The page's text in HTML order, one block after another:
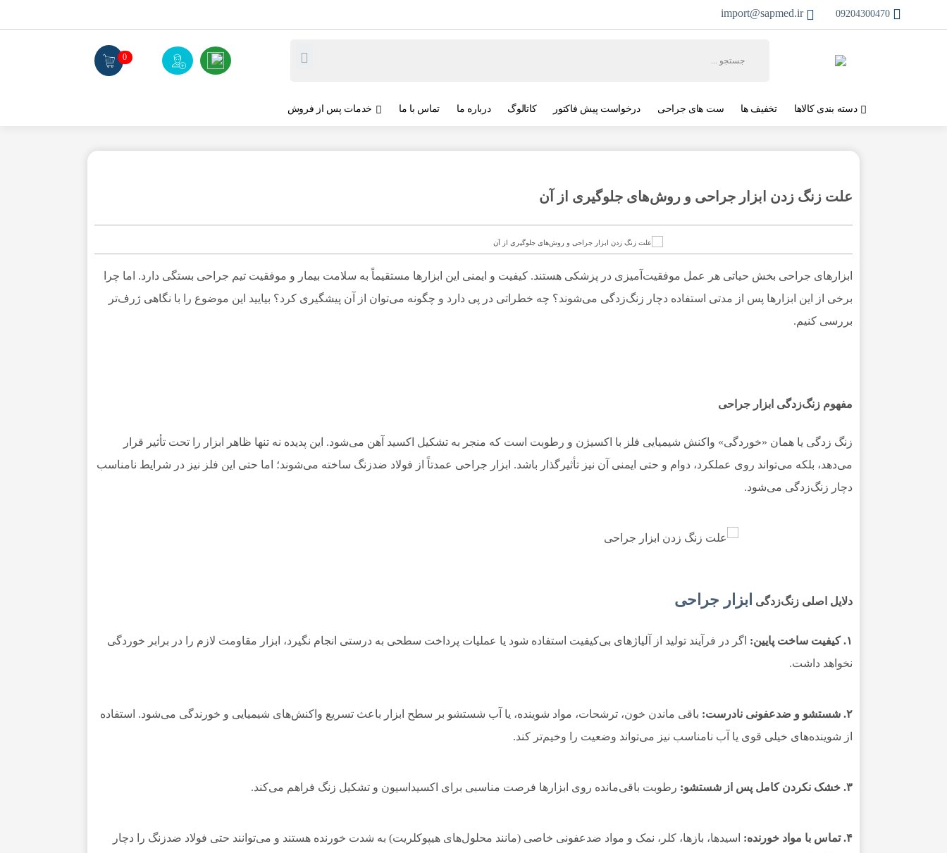
import@sapmed.ir
0
دسته بندی کالاها تخفیف ها ست های جراحی درخواست پیش فاکتور کاتالوگ درباره ما تماس با ما خدمات پس از فروش
علت زنگ زدن ابزار جراحی و روش‌های جلوگیری از آن
ابزارهای جراحی بخش حیاتی هر عمل موفقیت‌آمیزی در پزشکی هستند. کیفیت و ایمنی این ابزارها مستقیماً به سلامت بیمار و موفقیت تیم جراحی بستگی دارد. اما چرا
برخی از این ابزارها پس از مدتی استفاده دچار زنگ‌زدگی می‌شوند؟ چه خطراتی در پی دارد و چگونه می‌توان از آن پیشگیری کرد؟ بیایید این موضوع را با نگاهی ژرف‌تر
بررسی کنیم.
مفهوم زنگ‌زدگی ابزار جراحی
زنگ زدگی یا همان «خوردگی» واکنش شیمیایی فلز با اکسیژن و رطوبت است که منجر به تشکیل اکسید آهن می‌شود. این پدیده نه تنها ظاهر ابزار را تحت تأثیر قرار
می‌دهد، بلکه می‌تواند روی عملکرد، دوام و حتی ایمنی آن نیز تأثیرگذار باشد. ابزار جراحی عمدتاً از فولاد ضدزنگ ساخته می‌شوند؛ اما حتی این فلز نیز در شرایط نامناسب
دچار زنگ‌زدگی می‌شود.
دلایل اصلی زنگ‌زدگی ابزار جراحی
۱. کیفیت ساخت پایین:
اگر در فرآیند تولید از آلیاژهای بی‌کیفیت استفاده شود یا عملیات پرداخت سطحی به درستی انجام نگیرد، ابزار مقاومت لازم را در برابر خوردگی
نخواهد داشت.
۲. شستشو و ضدعفونی نادرست:
باقی ماندن خون، ترشحات، مواد شوینده، یا آب شستشو بر سطح ابزار باعث تسریع واکنش‌های شیمیایی و خورندگی می‌شود. استفاده
از شوینده‌های خیلی قوی یا آب نامناسب نیز می‌تواند وضعیت را وخیم‌تر کند.
۳. خشک نکردن کامل پس از شستشو: رطوبت باقی‌مانده روی ابزارها فرصت مناسبی برای اکسیداسیون و تشکیل زنگ فراهم می‌کند.
۴. تماس با مواد خورنده:
اسیدها، بازها، کلر، نمک و مواد ضدعفونی خاصی (مانند محلول‌های هیپوکلریت) به شدت خورنده هستند و می‌توانند حتی فولاد ضدزنگ را دچار